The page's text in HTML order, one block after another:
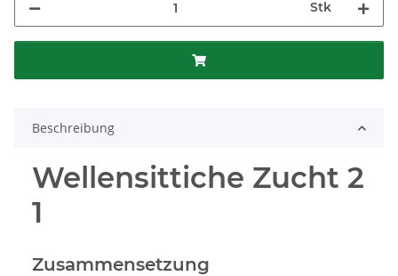
Stk
Beschreibung
Wellensittiche Zucht 2
1
Zusammensetzung